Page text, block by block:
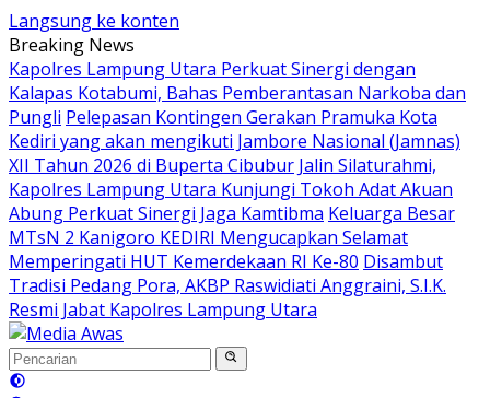
Langsung ke konten
Breaking News
Kapolres Lampung Utara Perkuat Sinergi dengan
Kalapas Kotabumi, Bahas Pemberantasan Narkoba dan
Pungli Pelepasan Kontingen Gerakan Pramuka Kota
Kediri yang akan mengikuti Jambore Nasional (Jamnas)
XII Tahun 2026 di Buperta Cibubur Jalin Silaturahmi,
Kapolres Lampung Utara Kunjungi Tokoh Adat Akuan
Abung Perkuat Sinergi Jaga Kamtibma Keluarga Besar
MTsN 2 Kanigoro KEDIRI Mengucapkan Selamat
Memperingati HUT Kemerdekaan RI Ke-80 Disambut
Tradisi Pedang Pora, AKBP Raswidiati Anggraini, S.I.K.
Resmi Jabat Kapolres Lampung Utara